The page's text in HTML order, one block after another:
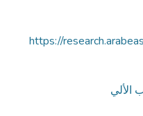
https://
الألي